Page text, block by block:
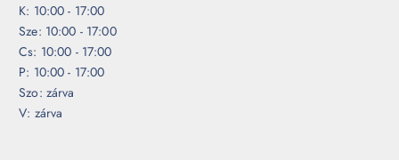
K: 10:00 - 17:00
Sze: 10:00 - 17:00
Cs: 10:00 - 17:00
P: 10:00 - 17:00
Szo: zárva
V: zárva